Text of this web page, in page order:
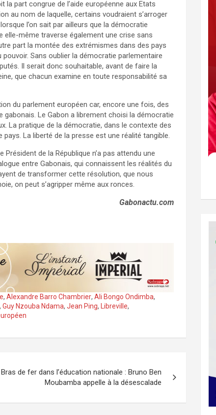
part congrue de l’aide européenne aux Etats
au nom de laquelle, certains voudraient s’arroger
l’on sait par ailleurs que la démocratie
elle-même traverse également une crise sans
part la montée des extrémismes dans des pays
Sans oublier la démocratie parlementaire
Il serait donc souhaitable, avant de faire la
que chacun examine en toute responsabilité sa
du parlement européen car, encore une fois, des
Le Gabon a librement choisi la démocratie
La pratique de la démocratie, dans le contexte des
La liberté de la presse est une réalité tangible.
de la République n’a pas attendu une
entre Gabonais, qui connaissent les réalités du
de transformer cette résolution, que nous
on peut s’agripper même aux ronces.
Gabonactu.com
, Alexandre Barro Chambrier, Ali Bongo Ondimba,
, Guy Nzouba Ndama, Jean Ping, Libreville,
Bras de fer dans l’éducation nationale : Bruno Ben
Moubamba appelle à la désescalade